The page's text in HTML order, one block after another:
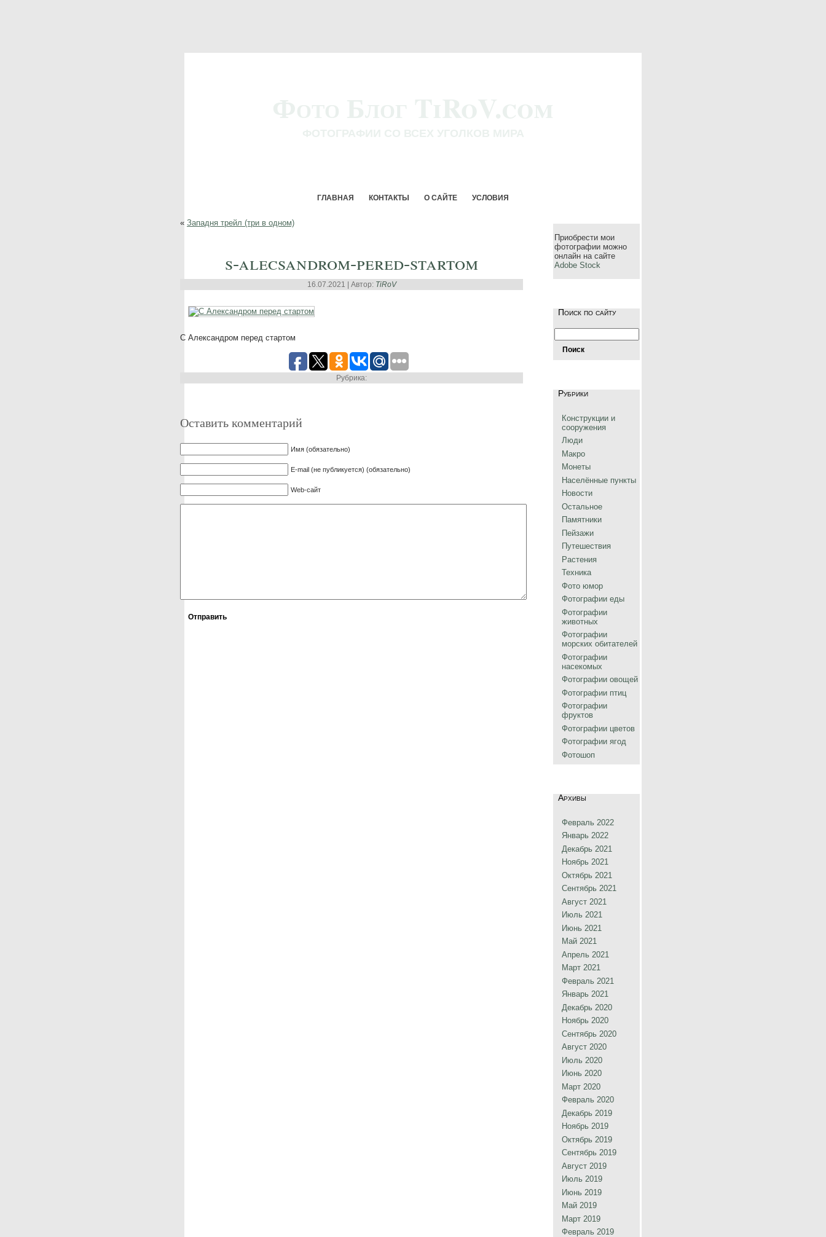
ГЛАВНАЯ КОНТАКТЫ О САЙТЕ УСЛОВИЯ
« Западня трейл (три в одном)
s-alecsandrom-pered-startom
16.07.2021 | Автор: TiRoV
С Александром перед стартом
Рубрика:
Оставить комментарий
Имя (обязательно)
E-mail (не публикуется) (обязательно)
Web-сайт
Приобрести мои
фотографии можно
онлайн на сайте
Adobe Stock
Поиск по сайту
Рубрики
Конструкции и
сооружения
Люди
Макро
Монеты
Населённые пункты
Новости
Остальное
Памятники
Пейзажи
Путешествия
Растения
Техника
Фото юмор
Фотографии еды
Фотографии
животных
Фотографии
морских обитателей
Фотографии
насекомых
Фотографии овощей
Фотографии птиц
Фотографии
фруктов
Фотографии цветов
Фотографии ягод
Фотошоп
Архивы
Февраль 2022
Январь 2022
Декабрь 2021
Ноябрь 2021
Октябрь 2021
Сентябрь 2021
Август 2021
Июль 2021
Июнь 2021
Май 2021
Апрель 2021
Март 2021
Февраль 2021
Январь 2021
Декабрь 2020
Ноябрь 2020
Сентябрь 2020
Август 2020
Июль 2020
Июнь 2020
Март 2020
Февраль 2020
Декабрь 2019
Ноябрь 2019
Октябрь 2019
Сентябрь 2019
Август 2019
Июль 2019
Июнь 2019
Май 2019
Март 2019
Февраль 2019